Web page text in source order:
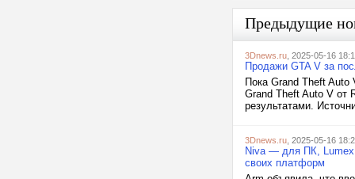
Предыдущие
3Dnews.ru , 2025-05-16
Продажи GTA V за
Пока Grand Theft
Grand Theft Auto V от
результатами.
3Dnews.ru , 2025-05-16
Niva — для ПК,
своих платформ